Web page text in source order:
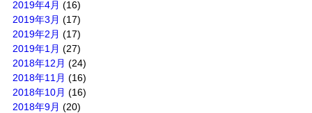
2019年4月 (16)
2019年3月 (17)
2019年2月 (17)
2019年1月 (27)
2018年12月 (24)
2018年11月 (16)
2018年10月 (16)
2018年9月 (20)